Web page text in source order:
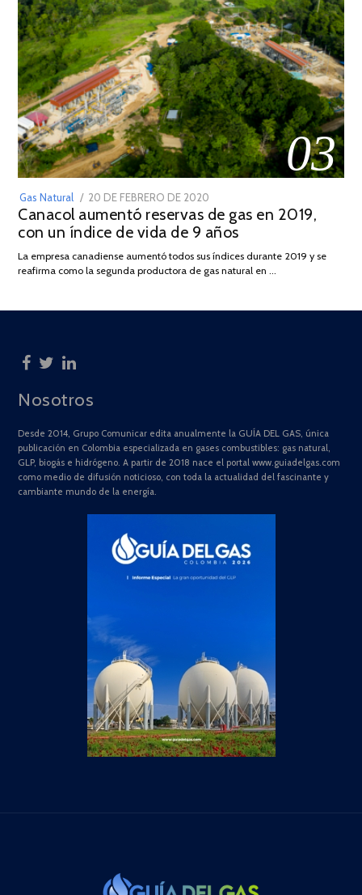
03
Gas Natural
POSTED
ON
20 DE FEBRERO DE 2020
DE
JULIO
2025
Canacol aumentó reservas de gas en 2019,
con un índice de vida de 9 años
La empresa canadiense aumentó todos sus índices durante 2019 y se
reafirma como la segunda productora de gas natural en …
Nosotros
Desde 2014, Grupo Comunicar edita anualmente la GUÍA DEL GAS, única
publicación en Colombia especializada en gases combustibles: gas natural,
GLP, biogás e hidrógeno. A partir de 2018 nace el portal www.guiadelgas.com
como medio de difusión noticioso, con toda la actualidad del fascinante y
cambiante mundo de la energía.